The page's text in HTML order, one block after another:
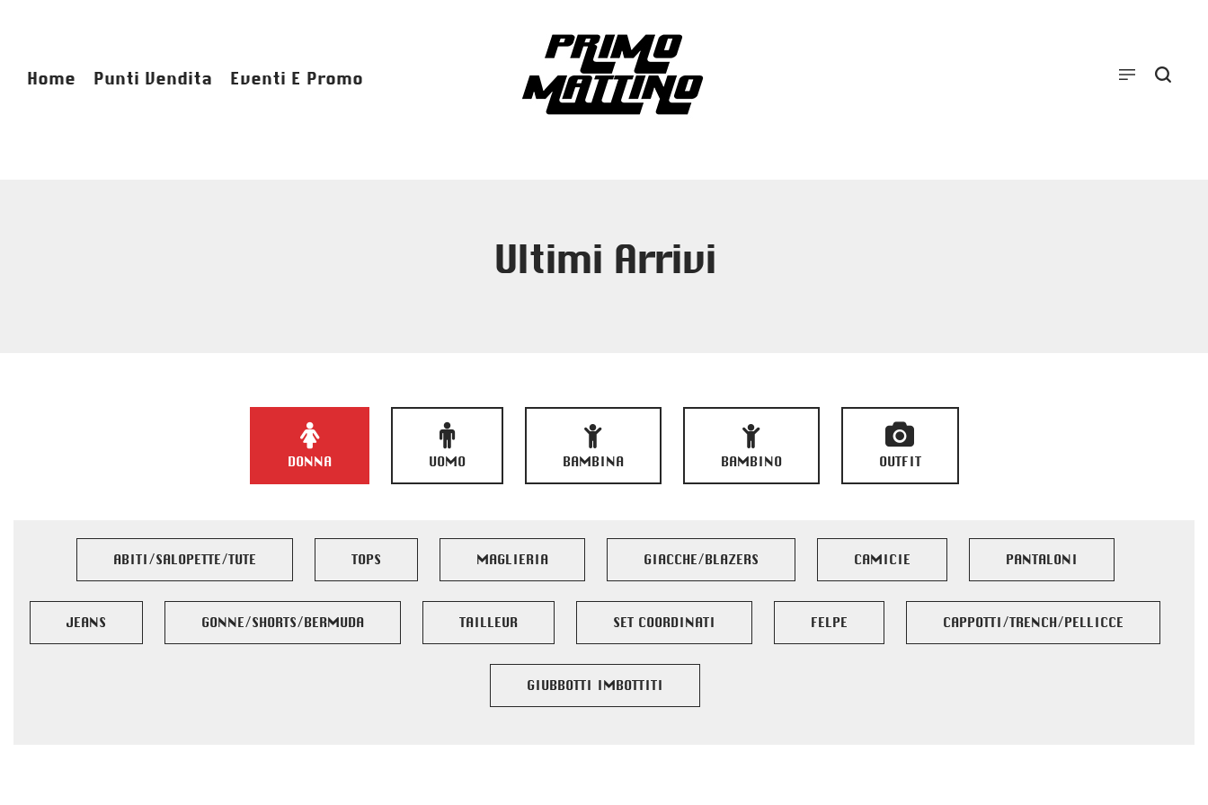
Home Punti Vendita Eventi E Promo
Ultimi Arrivi
DONNA UOMO BAMBINA BAMBINO OUTFIT
ABITI/SALOPETTE/TUTE TOPS MAGLIERIA GIACCHE/BLAZERS CAMICIE PANTALONI
JEANS GONNE/SHORTS/BERMUDA TAILLEUR SET COORDINATI FELPE CAPPOTTI/TRENCH/PELLICCE
GIUBBOTTI IMBOTTITI